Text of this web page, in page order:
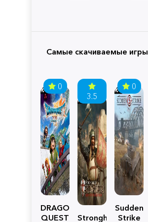
Самые скачиваемые игры
0
DRAGON
QUEST
3.5
Stronghold
0
Sudden
Strike